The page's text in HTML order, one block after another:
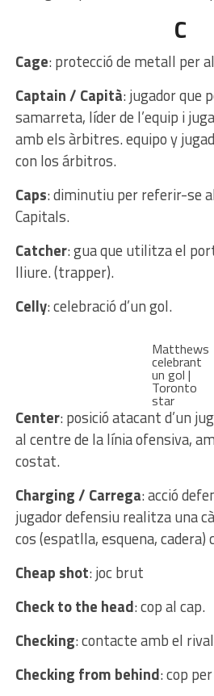
C
Cage: protecció de metall per
Captain / Capità: jugador que
samarreta, líder de l’equip i
amb els àrbitres. equipo y
con los árbitros.
Caps: diminutiu per referir-se
Capitals.
Catcher: gua que utilitza el
lliure. (trapper).
Celly: celebració d’un gol.
Matthews
celebrant
un gol |
Toronto
star
Center: posició atacant d’un
al centre de la línia ofensiva,
costat.
Charging / Carrega: acció
jugador defensiu realitza una
cos (espatlla, esquena,
Cheap shot: joc brut
Check to the head: cop al cap.
Checking: contacte amb el
Checking from behind: cop